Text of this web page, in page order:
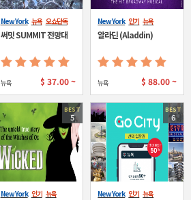
New York 뉴욕 오쇼단독
써밋 SUMMIT 전망대
뉴욕 $37.00 ~
New York 인기 뉴욕
알라딘 (Aladdin)
뉴욕 $ 88.00 ~
BEST
5
New York 인기 뉴욕
BEST
6
New York 인기 뉴욕